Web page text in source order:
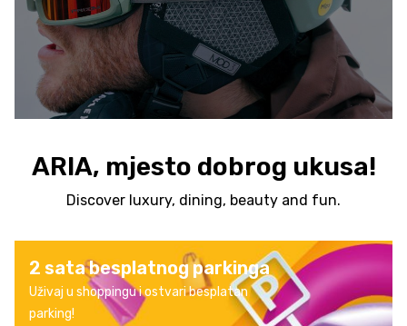
ARIA, mjesto dobrog ukusa!
Discover luxury, dining, beauty and fun.
2 sata besplatnog parkinga
Uživaj u shoppingu i ostvari besplatan
parking!